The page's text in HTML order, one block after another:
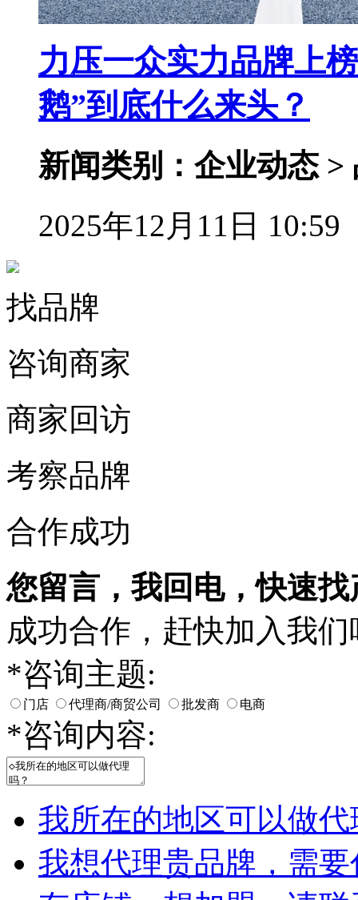
力压一众实力品牌上
鹅”到底什么来头？
新闻类别：企业动态 >
2025年12月11日 10:59
找品牌
咨询商家
商家回访
考察品牌
合作成功
您留言，我回电，快速找
成功合作，赶快加入我们
*咨询主题:
门店 代理商/商贸公司 批发商 电商
*咨询内容:
我所在的地区可以做
我想代理贵品牌，需